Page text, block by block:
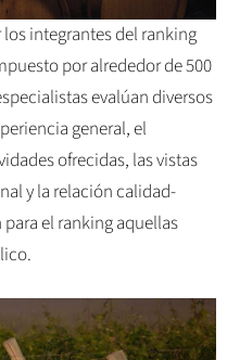
integrantes del ranking
por alrededor de 500
evalúan diversos
general, el
ofrecidas, las vistas
y la relación calidad-
el ranking aquellas